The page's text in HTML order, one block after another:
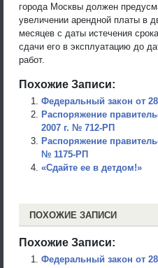
города Москвы должен
увеличении арендной платы в
месяцев с даты истечения
сдачи его в эксплуатацию до
работ.
Похожие Записи:
Федеральный закон от
Распоряжение
2007 г. № 712-РП
Распоряжение
№ 1175-РП
«Сдайте ее в детдом!»
ПОХОЖИЕ ЗАПИСИ
Похожие Записи:
Федеральный закон от